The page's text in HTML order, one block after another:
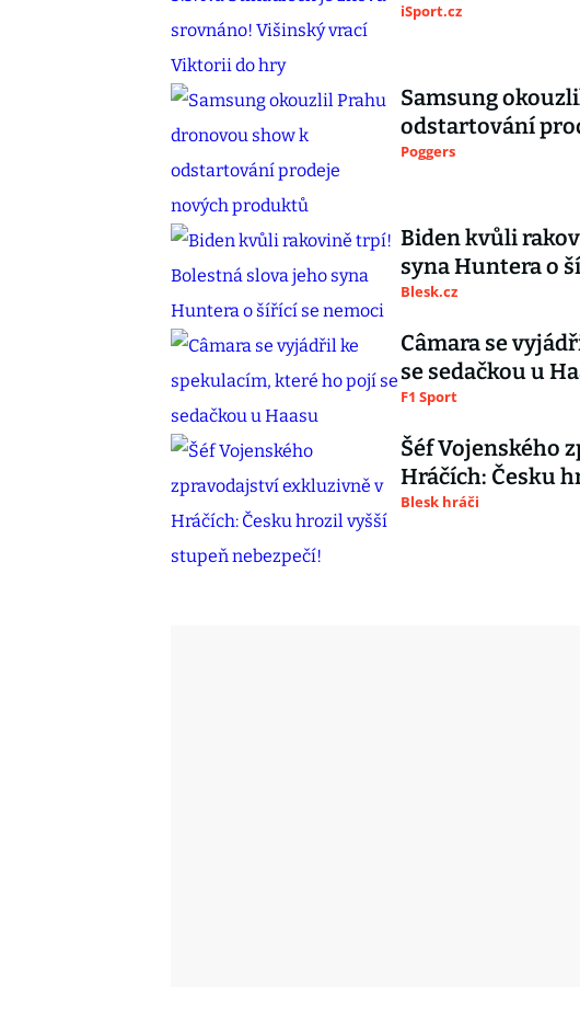
iSport.cz
Samsung
odstartování
Poggers
Biden kvůli
syna Huntera o
Blesk.cz
Câmara se
se sedačkou u
F1 Sport
Šéf Vojenského
Hráčích: Česku
Blesk hráči